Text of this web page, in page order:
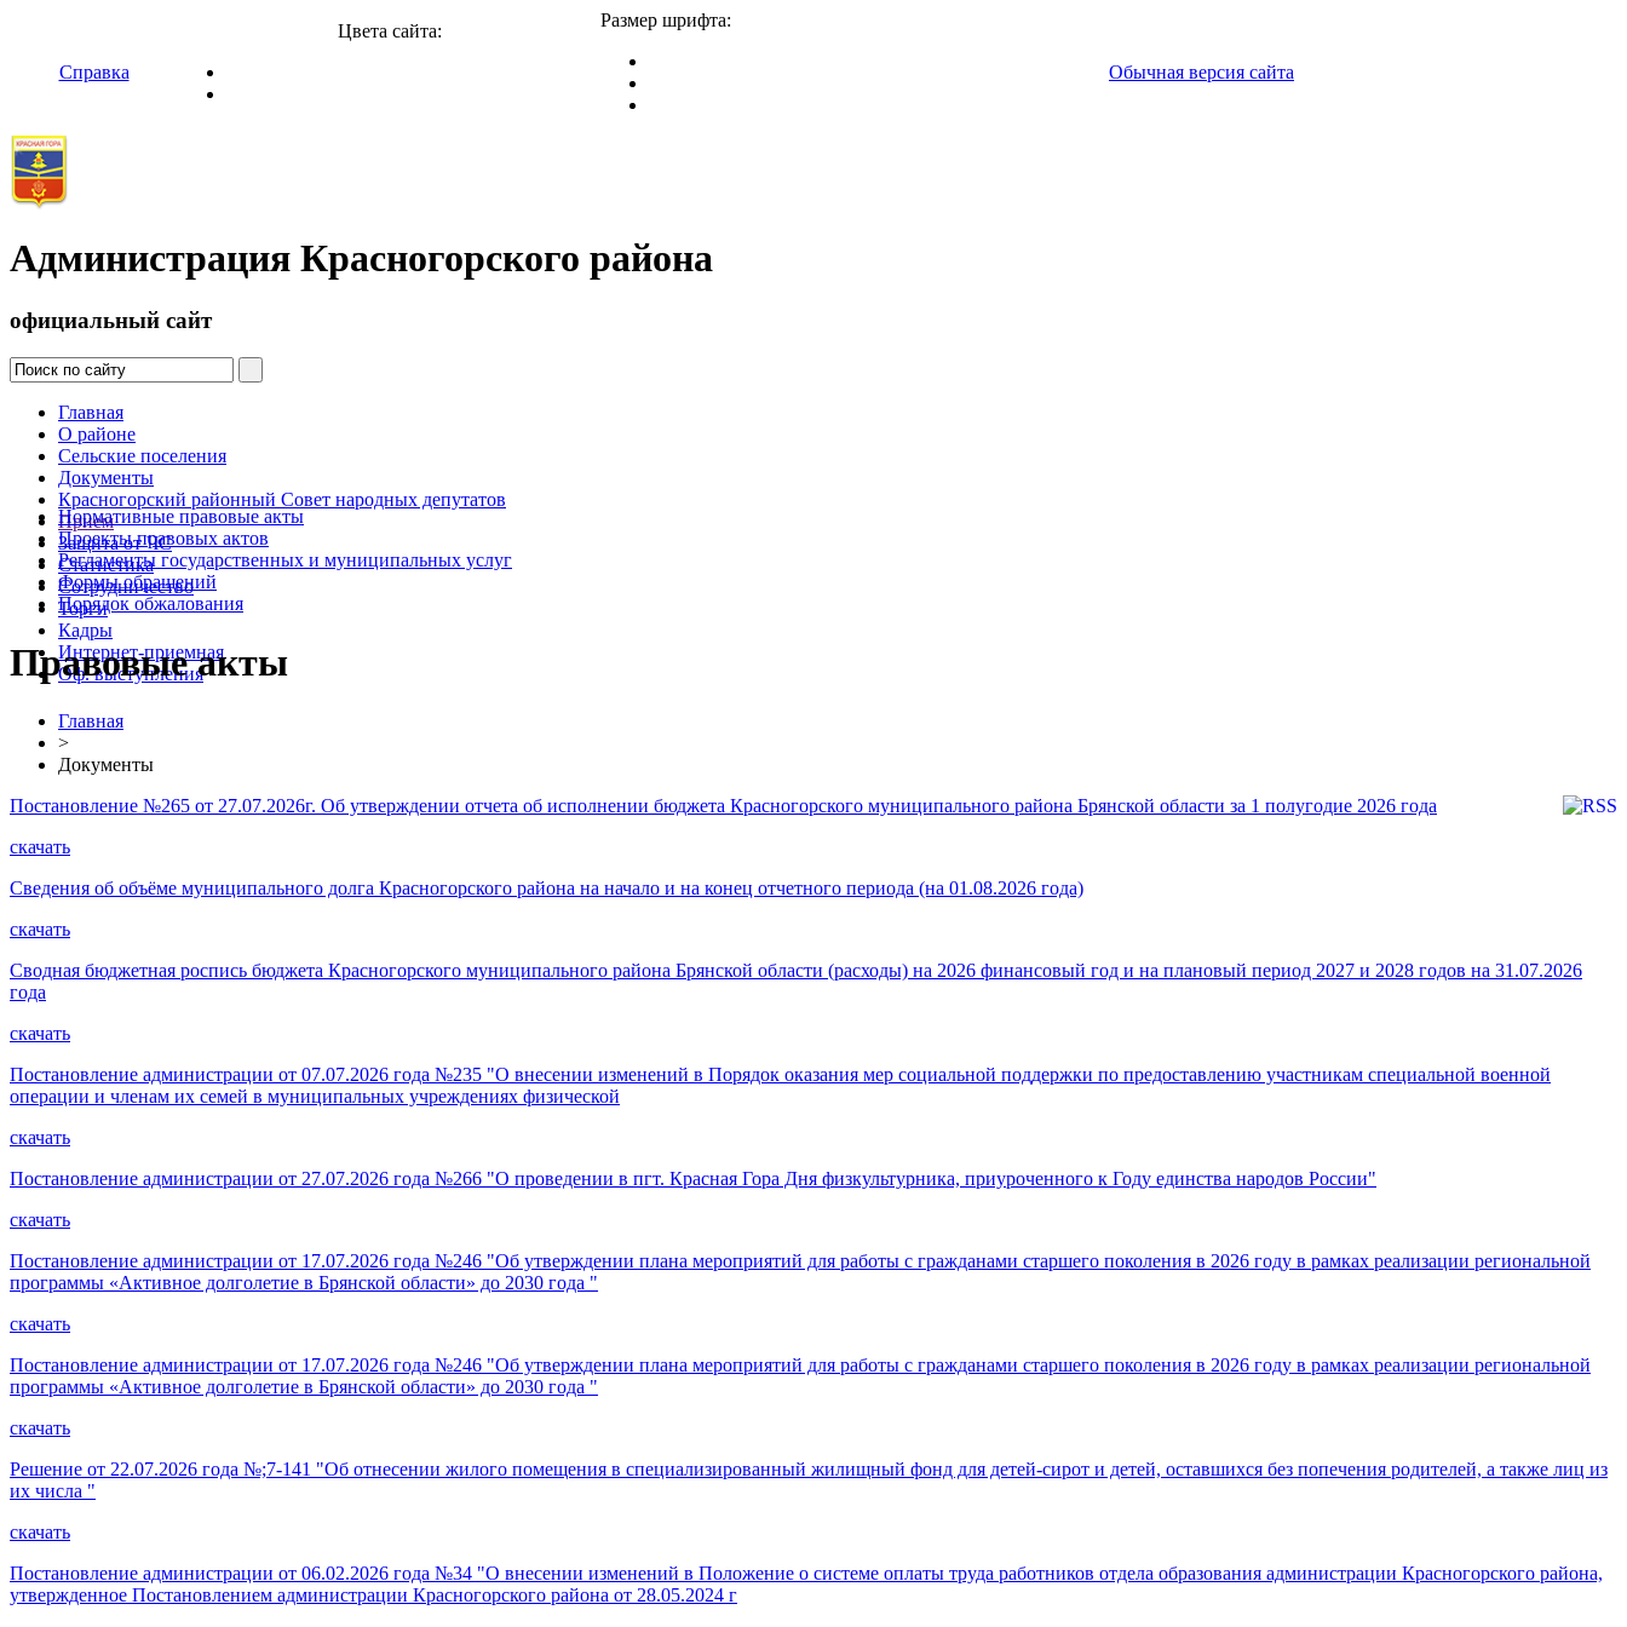
Справка
Цвета сайта:
Размер шрифта:
Обычная версия сайта
Администрация Красногорского района
официальный сайт
Главная
О районе
Сельские поселения
Документы
Красногорский районный Совет народных депутатов
Прием
Защита от ЧС
Статистика
Сотрудничество
Торги
Кадры
Интернет-приемная
Оф. выступления
Нормативные правовые акты
Проекты правовых актов
Регламенты государственных и муниципальных услуг
Формы обращений
Порядок обжалования
Правовые акты
Главная
>
Документы
Постановление №265 от 27.07.2026г. Об утверждении отчета об исполнении бюджета Красногорского муниципального района Брянской области за 1 полугодие 2026 года
скачать
Сведения об объёме муниципального долга Красногорского района на начало и на конец отчетного периода (на 01.08.2026 года)
скачать
Сводная бюджетная роспись бюджета Красногорского муниципального района Брянской области (расходы) на 2026 финансовый год и на плановый период 2027 и 2028 годов на 31.07.2026
года
скачать
Постановление администрации от 07.07.2026 года №235 "О внесении изменений в Порядок оказания мер социальной поддержки по предоставлению участникам специальной военной
операции и членам их семей в муниципальных учреждениях физической
скачать
Постановление администрации от 27.07.2026 года №266 "О проведении в пгт. Красная Гора Дня физкультурника, приуроченного к Году единства народов России"
скачать
Постановление администрации от 17.07.2026 года №246 "Об утверждении плана мероприятий для работы с гражданами старшего поколения в 2026 году в рамках реализации региональной
программы «Активное долголетие в Брянской области» до 2030 года "
скачать
Постановление администрации от 17.07.2026 года №246 "Об утверждении плана мероприятий для работы с гражданами старшего поколения в 2026 году в рамках реализации региональной
программы «Активное долголетие в Брянской области» до 2030 года "
скачать
Решение от 22.07.2026 года №;7-141 "Об отнесении жилого помещения в специализированный жилищный фонд для детей-сирот и детей, оставшихся без попечения родителей, а также лиц из
их числа "
скачать
Постановление администрации от 06.02.2026 года №34 "О внесении изменений в Положение о системе оплаты труда работников отдела образования администрации Красногорского района,
утвержденное Постановлением администрации Красногорского района от 28.05.2024 г